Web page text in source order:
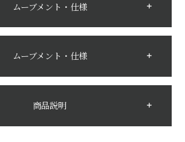
ムーブメント・仕様
ムーブメント・仕様
商品説明